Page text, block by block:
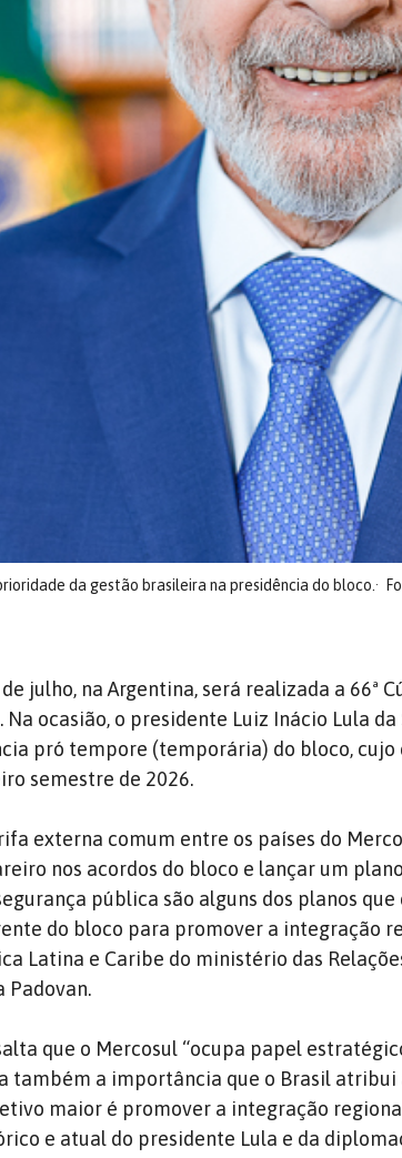
da gestão brasileira na presidência do bloco.
julho, na Argentina, será realizada a 66ª
Na ocasião, o presidente Luiz Inácio Lula
pró tempore (temporária) do bloco, cujo
semestre de 2026.
externa comum entre os países do
nos acordos do bloco e lançar um
pública são alguns dos planos que
do bloco para promover a integração
Latina e Caribe do ministério das
Padovan.
que o Mercosul “ocupa papel
também a importância que o Brasil atribui
maior é promover a integração
e atual do presidente Lula e da